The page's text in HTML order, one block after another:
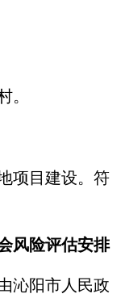
目建设。符
险评估安排
阳市人民政